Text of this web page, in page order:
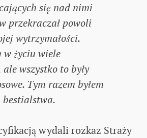
się nad nimi
przekraczał powoli
wytrzymałości.
w życiu wiele
ale wszystko to były
Tym razem byłem
wydali rozkaz Straży